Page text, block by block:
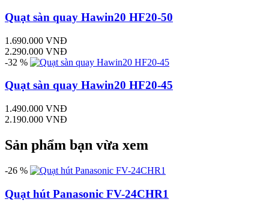
Quạt sàn quay Hawin20 HF20-50
1.690.000 VNĐ
2.290.000 VNĐ
-32 %
Quạt sàn quay Hawin20 HF20-45
1.490.000 VNĐ
2.190.000 VNĐ
Sản phẩm bạn vừa xem
-26 %
Quạt hút Panasonic FV-24CHR1